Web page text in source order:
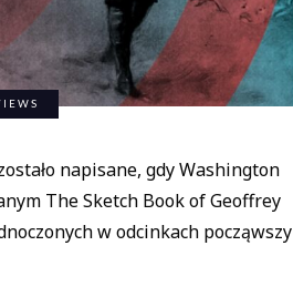
napisane, gdy Washington
The Sketch Book of Geoffrey
w odcinkach począwszy